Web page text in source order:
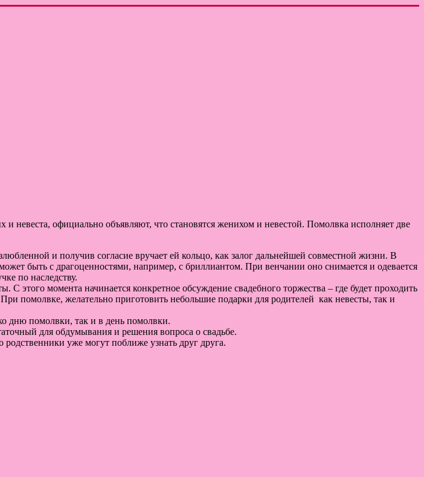
невеста, официально объявляют, что становятся женихом и невестой. Помолвка исполняет две
и получив согласие вручает ей кольцо, как залог дальнейшей совместной жизни. В
быть с драгоценностями, например, с бриллиантом. При венчании оно снимается и одевается
по наследству.
этого момента начинается конкретное обсуждение свадебного торжества – где будет проходить
помолвке, желательно приготовить небольшие подарки для родителей как невесты, так и
дню помолвки, так и в день помолвки.
для обдумывания и решения вопроса о свадьбе.
уже могут поближе узнать друг друга.